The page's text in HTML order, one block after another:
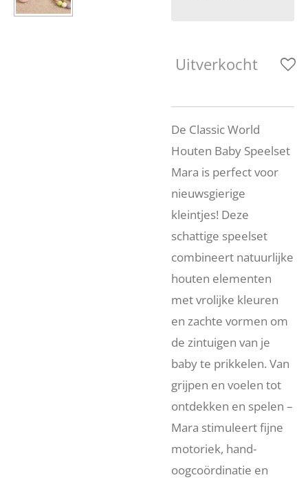
Uitverkocht
De Classic World
Houten Baby Speelset
Mara is perfect voor
nieuwsgierige
kleintjes! Deze
schattige speelset
combineert natuurlijke
houten elementen
met vrolijke kleuren
en zachte vormen om
de zintuigen van je
baby te prikkelen. Van
grijpen en voelen tot
ontdekken en spelen –
Mara stimuleert fijne
motoriek, hand-
oogcoördinatie en